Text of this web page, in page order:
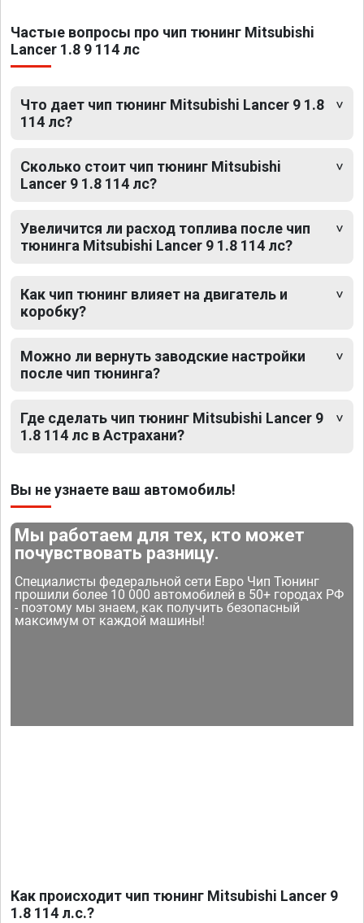
Частые вопросы про чип тюнинг Mitsubishi
Lancer 1.8 9 114 лс
Что дает чип тюнинг Mitsubishi Lancer 9 1.8
114 лс?
Сколько стоит чип тюнинг Mitsubishi
Lancer 9 1.8 114 лс?
Увеличится ли расход топлива после чип
тюнинга Mitsubishi Lancer 9 1.8 114 лс?
Как чип тюнинг влияет на двигатель и
коробку?
Можно ли вернуть заводские настройки
после чип тюнинга?
Где сделать чип тюнинг Mitsubishi Lancer 9
1.8 114 лс в Астрахани?
Вы не узнаете ваш автомобиль!
Мы работаем для тех, кто может
почувствовать разницу.
Специалисты федеральной сети Евро Чип Тюнинг
прошили более 10 000 автомобилей в 50+ городах РФ
- поэтому мы знаем, как получить безопасный
максимум от каждой машины!
Как происходит чип тюнинг Mitsubishi Lancer 9
1.8 114 л.с.?